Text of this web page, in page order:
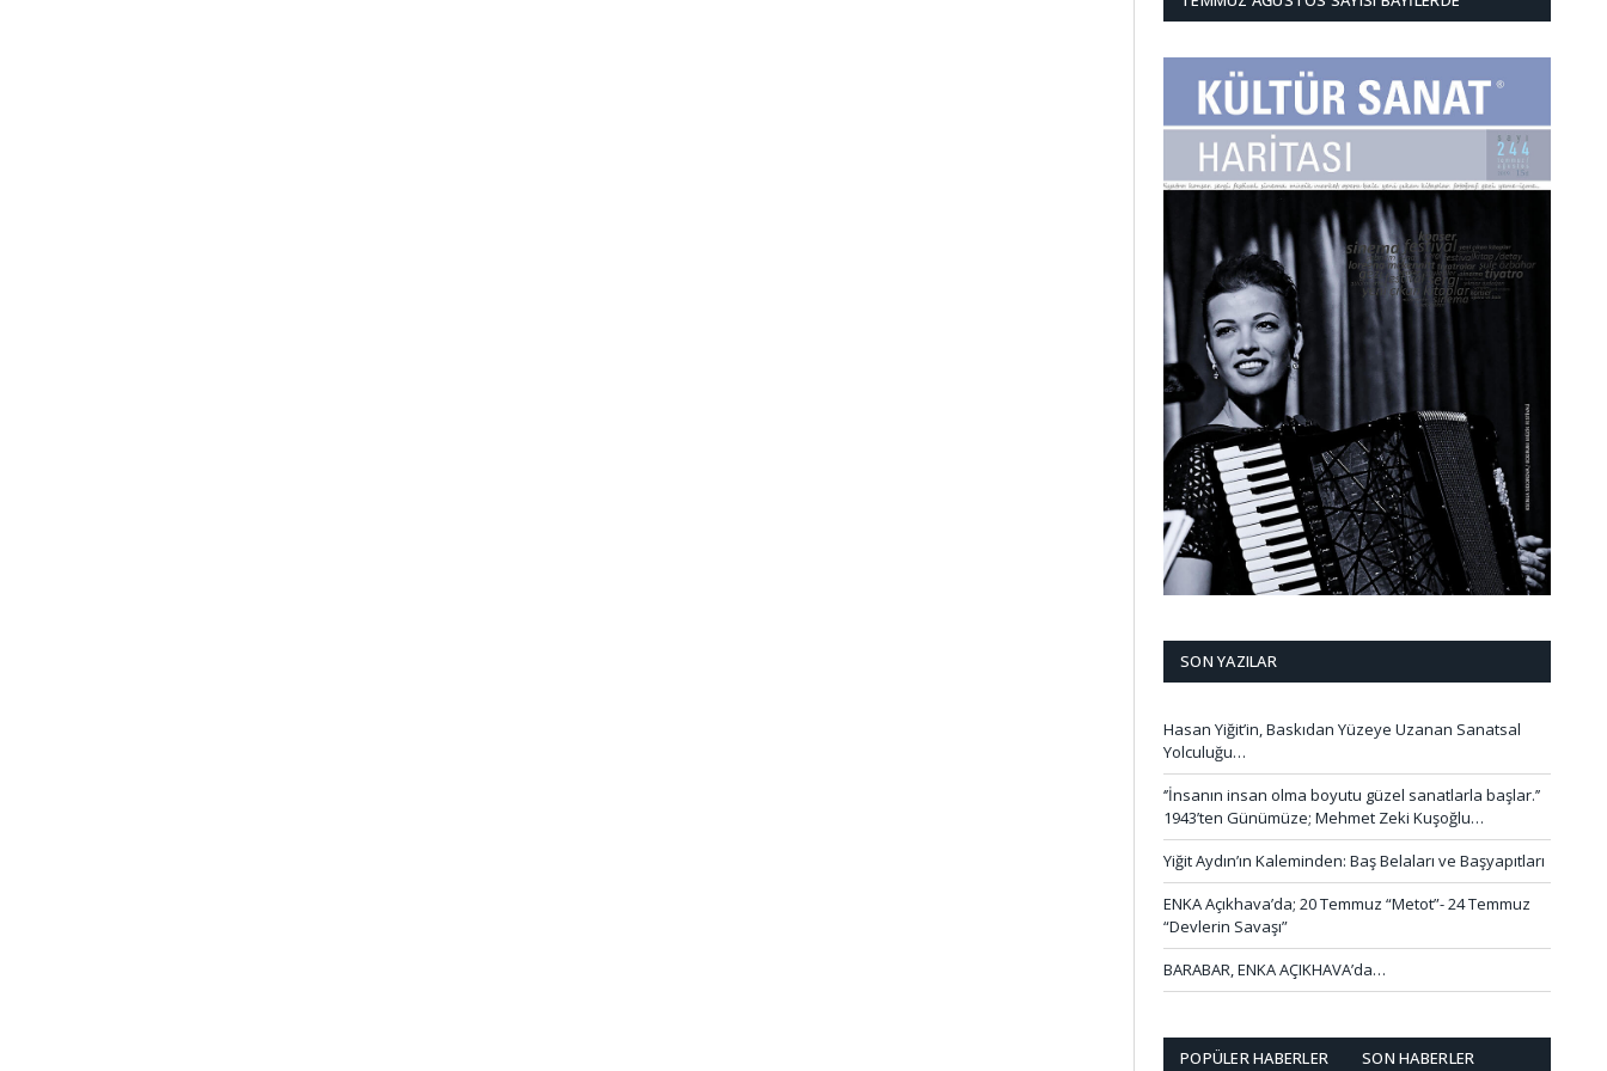
SON YAZILAR
Hasan Yiğit’in, Baskıdan Yüzeye Uzanan Sanatsal
Yolculuğu…
‘’İnsanın insan olma boyutu güzel sanatlarla başlar.’’
1943’ten Günümüze; Mehmet Zeki Kuşoğlu…
Yiğit Aydın’ın Kaleminden: Baş Belaları ve Başyapıtları
ENKA Açıkhava’da; 20 Temmuz “Metot”- 24 Temmuz
“Devlerin Savaşı”
BARABAR, ENKA AÇIKHAVA’da…
POPÜLER HABERLER SON HABERLER